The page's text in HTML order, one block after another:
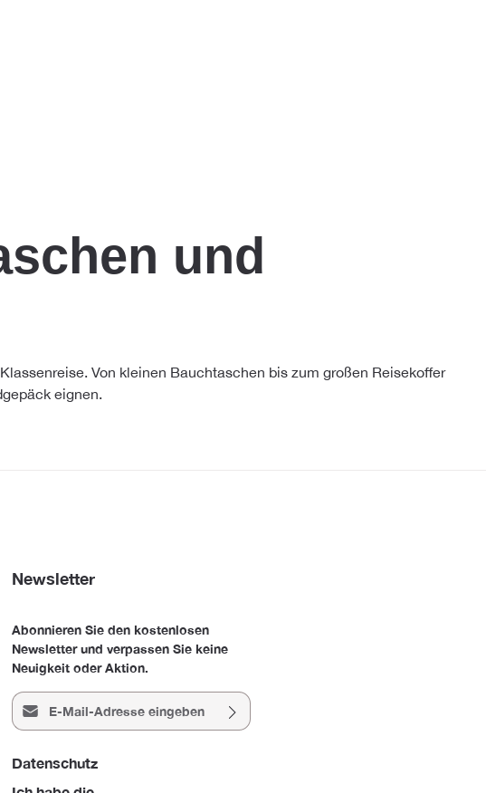
und
Von kleinen Bauchtaschen bis zum großen Reisekoffer
eignen.
Newsletter
Abonnieren Sie den kostenlosen
Newsletter und verpassen Sie keine
Neuigkeit oder Aktion.
E-Mail-Adresse*
Datenschutz